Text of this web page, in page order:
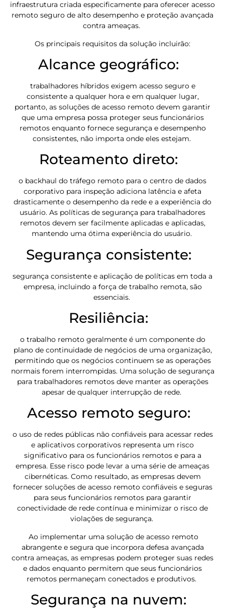
infraestrutura criada especificamente para oferecer acesso
remoto seguro de alto desempenho e proteção avançada
contra ameaças.
Os principais requisitos da solução incluirão:
Alcance geográfico:
trabalhadores híbridos exigem acesso seguro e
consistente a qualquer hora e em qualquer lugar,
portanto, as soluções de acesso remoto devem garantir
que uma empresa possa proteger seus funcionários
remotos enquanto fornece segurança e desempenho
consistentes, não importa onde eles estejam.
Roteamento direto:
o backhaul do tráfego remoto para o centro de dados
corporativo para inspeção adiciona latência e afeta
drasticamente o desempenho da rede e a experiência do
usuário. As políticas de segurança para trabalhadores
remotos devem ser facilmente aplicadas e aplicadas,
mantendo uma ótima experiência do usuário.
Segurança consistente:
segurança consistente e aplicação de políticas em toda a
empresa, incluindo a força de trabalho remota, são
essenciais.
Resiliência:
o trabalho remoto geralmente é um componente do
plano de continuidade de negócios de uma organização,
permitindo que os negócios continuem se as operações
normais forem interrompidas. Uma solução de segurança
para trabalhadores remotos deve manter as operações
apesar de qualquer interrupção de rede.
Acesso remoto seguro:
o uso de redes públicas não confiáveis para acessar redes
e aplicativos corporativos representa um risco
significativo para os funcionários remotos e para a
empresa. Esse risco pode levar a uma série de ameaças
cibernéticas. Como resultado, as empresas devem
fornecer soluções de acesso remoto confiáveis e seguras
para seus funcionários remotos para garantir
conectividade de rede contínua e minimizar o risco de
violações de segurança.
Ao implementar uma solução de acesso remoto
abrangente e segura que incorpora defesa avançada
contra ameaças, as empresas podem proteger suas redes
e dados enquanto permitem que seus funcionários
remotos permaneçam conectados e produtivos.
Segurança na nuvem: